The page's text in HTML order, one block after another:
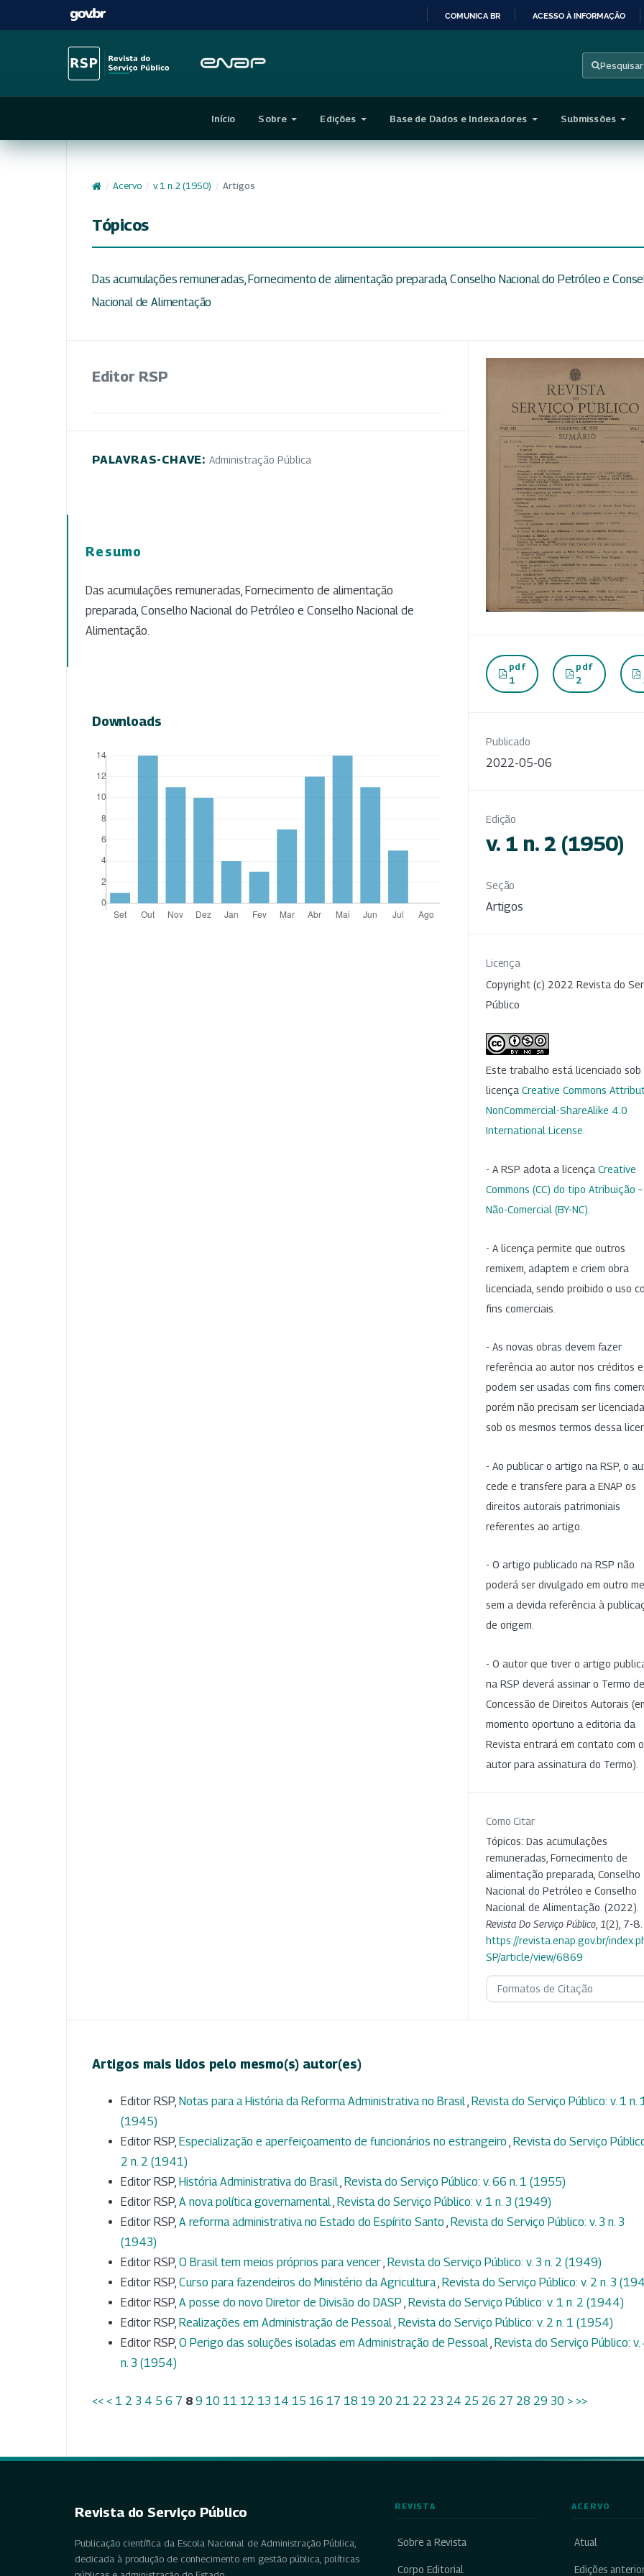
CONTEÚDO
COMUNICA BR ACESSO À INFORMAÇÃO
Pesquisar
Início Sobre Edições Base de Dados e Indexadores Submissões
/ Acervo / v. 1 n. 2 (1950) / Artigos
Tópicos
Das acumulações remuneradas, Fornecimento de alimentação preparada, Conselho Nacional do Petróleo e
Nacional de Alimentação
Editor RSP
PALAVRAS-CHAVE: Administração Pública
Resumo
Das acumulações remuneradas, Fornecimento de alimentação
preparada, Conselho Nacional do Petróleo e Conselho Nacional de
Alimentação.
Downloads
pdf
1
pdf
2
Publicado
2022-05-06
Edição
v. 1 n. 2 (1950)
Seção
Artigos
Licença
Copyright (c) 2022 Revista do
Público
Este trabalho está licenciado sob
licença Creative Commons
NonCommercial-ShareAlike 4.0
International License.
- A RSP adota a licença Creative
Commons (CC) do tipo Atribuição –
Não-Comercial (BY-NC)
- A licença permite que outros
remixem, adaptem e criem obra
licenciada, sendo proibido o uso
fins comerciais.
- As novas obras devem fazer
referência ao autor nos créditos
podem ser usadas com fins
porém não precisam ser
sob os mesmos termos dessa
- Ao publicar o artigo na RSP, o
cede e transfere para a ENAP os
direitos autorais patrimoniais
referentes ao artigo.
- O artigo publicado na RSP não
poderá ser divulgado em outro
sem a devida referência à
de origem.
- O autor que tiver o artigo
na RSP deverá assinar o Termo de
Concessão de Direitos Autorais
momento oportuno a editoria da
Revista entrará em contato com o
autor para assinatura do Termo).
Como Citar
Tópicos: Das acumulações
remuneradas, Fornecimento de
alimentação preparada, Conselho
Nacional do Petróleo e Conselho
Nacional de Alimentação. (2022).
Revista Do Serviço Público 1(2), 7-8.
https://revista.enap.gov.br/
SP/article/view/6869
Formatos de Citação
Artigos mais lidos pelo mesmo(s) autor(es)
Editor RSP, Notas para a História da Reforma Administrativa no Brasil Revista do Serviço Público: v. 1 n. 1
(1945)
Editor RSP, Especialização e aperfeiçoamento de funcionários no estrangeiro Revista do Serviço
2 n. 2 (1941)
Editor RSP, História Administrativa do Brasil Revista do Serviço Público: v. 66 n. 1 (1955)
Editor RSP, A nova política governamental Revista do Serviço Público: v. 1 n. 3 (1949)
Editor RSP, A reforma administrativa no Estado do Espírito Santo Revista do Serviço Público: v. 3 n. 3
(1943)
Editor RSP, O Brasil tem meios próprios para vencer Revista do Serviço Público: v. 3 n. 2 (1949)
Editor RSP, Curso para fazendeiros do Ministério da Agricultura Revista do Serviço Público: v. 2 n. 3
Editor RSP, A posse do novo Diretor de Divisão do DASP Revista do Serviço Público: v. 1 n. 2 (1944)
Editor RSP, Realizações em Administração de Pessoal Revista do Serviço Público: v. 2 n. 1 (1954)
Editor RSP, O Perigo das soluções isoladas em Administração de Pessoal Revista do Serviço Público: v.
n. 3 (1954)
<< < 1 2 3 4 5 6 7 8 9 10 11 12 13 14 15 16 17 18 19 20 21 22 23 24 25 26 27 28 29 30 > >>
Revista do Serviço Público
Publicação científica da Escola Nacional de Administração Pública,
dedicada à produção de conhecimento em gestão pública, políticas
REVISTA
Sobre a Revista
Corpo Editorial
ACERVO
Atual
Edições